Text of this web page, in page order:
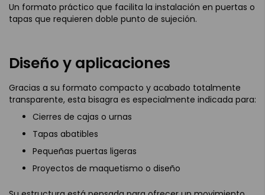
Un formato práctico que facilita la instalación en puertas o
tapas que requieren doble punto de sujeción.
Diseño y aplicaciones
Gracias a su formato compacto y acabado totalmente
transparente, esta bisagra es especialmente indicada para:
Cierres de cajas o urnas
Tapas abatibles
Pequeñas puertas ligeras
Proyectos de maquetismo o diseño